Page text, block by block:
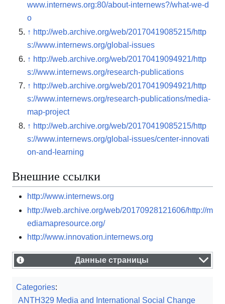
www.internews.org:80/about-internews?/what-we-d
o
↑ http://web.archive.org/web/20170419085215/http
s://www.internews.org/global-issues
↑ http://web.archive.org/web/20170419094921/http
s://www.internews.org/research-publications
↑ http://web.archive.org/web/20170419094921/http
s://www.internews.org/research-publications/media-
map-project
↑ http://web.archive.org/web/20170419085215/http
s://www.internews.org/global-issues/center-innovati
on-and-learning
Внешние ссылки
http://www.internews.org
http://web.archive.org/web/20170928121606/http://m
ediamapresource.org/
http://www.innovation.internews.org
Данные страницы
Categories:
ANTH329 Media and International Social Change